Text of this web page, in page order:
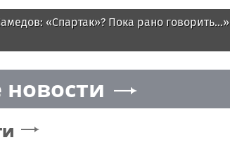
«Спартак»? Пока рано говорить...»